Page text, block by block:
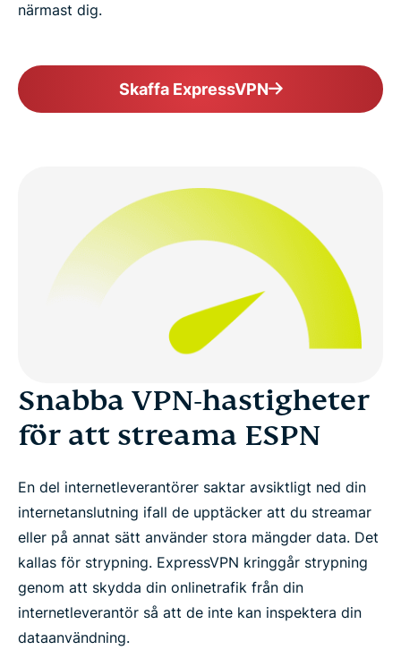
närmast dig.
Skaffa ExpressVPN
Snabba VPN-hastigheter
för att streama ESPN
En del internetleverantörer saktar avsiktligt ned din
internetanslutning ifall de upptäcker att du streamar
eller på annat sätt använder stora mängder data. Det
kallas för strypning. ExpressVPN kringgår strypning
genom att skydda din onlinetrafik från din
internetleverantör så att de inte kan inspektera din
dataanvändning.